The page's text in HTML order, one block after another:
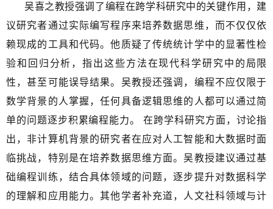
吴喜之教授强调了编程在跨学科研究中的关键作用，建
议研究者通过实际编写程序来培养数据思维，而不仅仅依
赖现成的工具和代码。他质疑了传统统计学中的显著性检
验和回归分析，指出这些方法在现代科学研究中的局限
性，甚至可能误导结果。吴教授还强调，编程不应仅限于
数学背景的人掌握，任何具备逻辑思维的人都可以通过简
单的问题逐步积累编程能力。 在跨学科研究方面，讨论指
出，非计算机背景的研究者在应对人工智能和大数据时面
临挑战，特别是在培养数据思维方面。吴教授建议通过基
础编程训练，结合具体领域的问题，逐步提升对数据科学
的理解和应用能力。其他学者补充道，人文社科领域与计